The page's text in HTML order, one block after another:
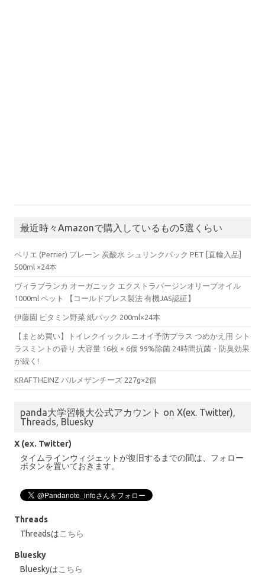
最近時々Amazonで購入しているもの5選くらい
ペリエ (Perrier) プレーン 炭酸水 シュリンクパック PET [直輸入品]
500ml ×24本
ヴィラブランカ オーガニック エクストラバージンオリーブオイル
1000ml ペット 【コールドプレス製法 有機JAS認証】
伊藤園 ビタミン野菜 紙パック 200ml×24本
【まとめ買い】トイレクイックル ニオイ予防プラス つめかえ用 シト
ラスミントの香り 大容量 16枚 × 6個 99%除菌 24時間抗菌・防臭効果
が続く!
KRAFTHEINZ パルメザンチーズ 227g×2個
panda大学習帳大公式アカウント on X(ex. Twitter),
Threads, Bluesky
X (ex. Twitter)
タイムラインウィジェットが復旧するまでの間は、フォロー
ボタンを置いておきます。
Threads
Threadsはこちら
Bluesky
Blueskyはこちら